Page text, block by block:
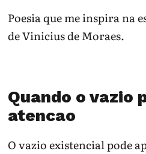
Poesia que me inspira na
de Vinicius de Moraes.
Quando o vazio
atencao
O vazio existencial pode